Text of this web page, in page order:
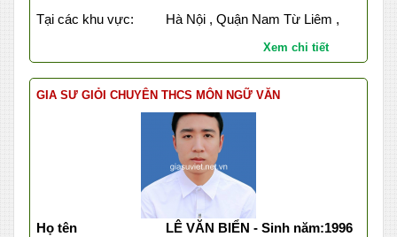
Tại các khu vực:
Hà Nội , Quận Nam Từ Liêm ,
Xem chi tiết
GIA SƯ GIỎI CHUYÊN THCS MÔN NGỮ VĂN
Họ tên
LÊ VĂN BIỂN - Sinh năm:1996